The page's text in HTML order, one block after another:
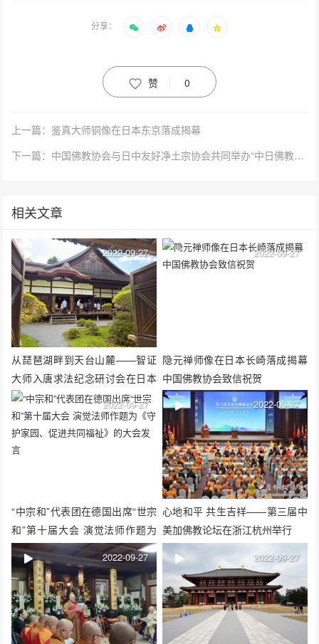
分享：
赞 0
上一篇：鉴真大师铜像在日本东京落成揭幕
下一篇：中国佛教协会与日中友好净土宗协会共同举办“中日佛教友好线上交流会议”
相关文章
从琵琶湖畔到天台山麓——智证
大师入唐求法纪念研讨会在日本
三井寺举行
2022-09-27
隐元禅师像在日本长崎落成揭幕
中国佛教协会致信祝贺
2022-09-27
“中宗和”代表团在德国出席“世宗
和”第十届大会 演觉法师作题为
《守护家园、促进共同福祉》的
大会发言
2022-09-27
心地和平 共生吉祥——第三届中
美加佛教论坛在浙江杭州举行
2022-09-27
2022-09-27 2022-09-27